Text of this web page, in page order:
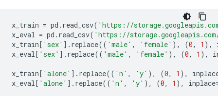
x_train = pd . read_csv( 'https://
x_eval = pd . read_csv( 'https://
x_train[ 'sex' ]. replace(( 'male' , 'female' ), (0, 1 ),
x_eval[ 'sex' ]. replace(( 'male' , 'female' ), (0, 1 ),
x_train[ 'alone' ]. replace(( 'n' , 'y' ), (0, 1 ),
x_eval[ 'alone' ]. replace(( 'n' , 'y' ), (0, 1 ), inplace